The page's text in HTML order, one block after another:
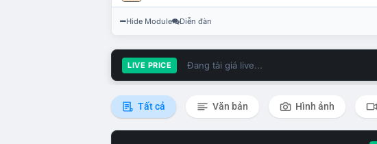
Hide Module Diễn đàn
LIVE PRICE Đang tải giá live...
Tất cả Văn bản Hình ảnh